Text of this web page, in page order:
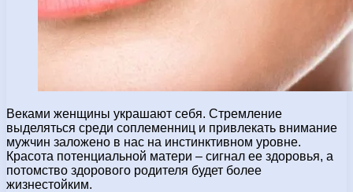
Веками женщины украшают себя. Стремление
выделяться среди соплеменниц и привлекать внимание
мужчин заложено в нас на инстинктивном уровне.
Красота потенциальной матери – сигнал ее здоровья, а
потомство здорового родителя будет более
жизнестойким.